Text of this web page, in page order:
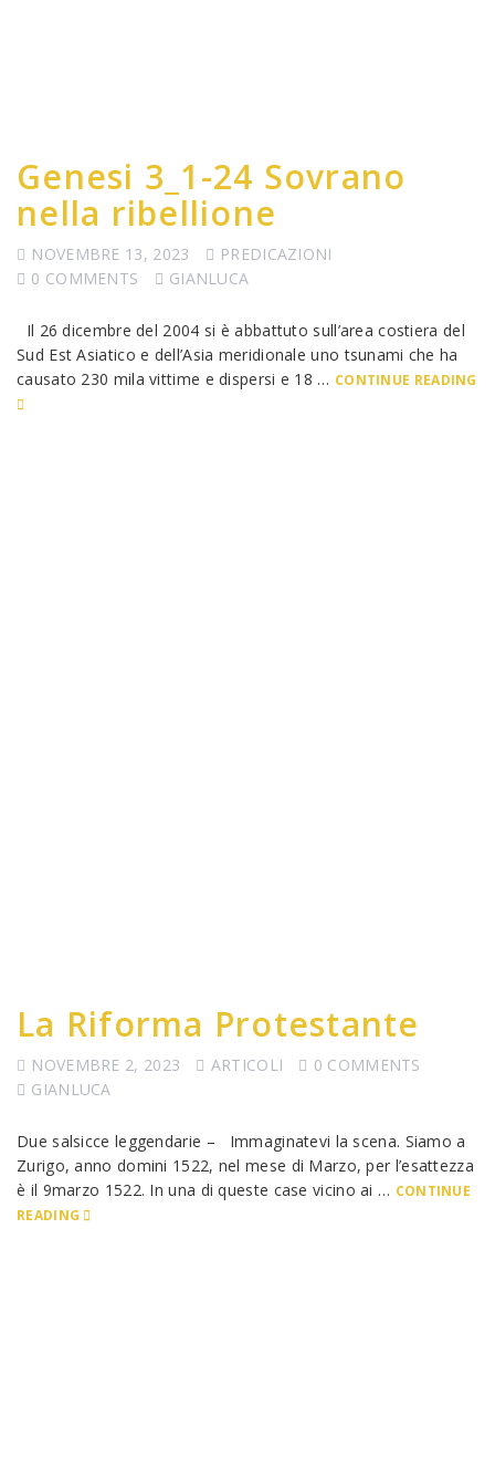
Genesi 3_1-24 Sovrano
nella ribellione
NOVEMBRE 13, 2023
PREDICAZIONI
0 COMMENTS
GIANLUCA
Il 26 dicembre del 2004 si è abbattuto sull’area costiera del
Sud Est Asiatico e dell’Asia meridionale uno tsunami che ha
causato 230 mila vittime e dispersi e 18 … CONTINUE READING
La Riforma Protestante
NOVEMBRE 2, 2023 ARTICOLI
0 COMMENTS
GIANLUCA
Due salsicce leggendarie – Immaginatevi la scena. Siamo a
Zurigo, anno domini 1522, nel mese di Marzo, per l’esattezza
è il 9marzo 1522. In una di queste case vicino ai … CONTINUE
READING